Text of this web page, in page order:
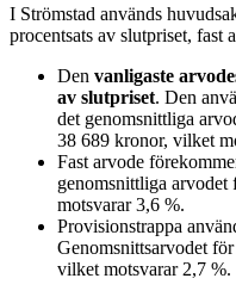
I Strömstad används
procentsats av slutpriset, fast
Den vanligaste
av slutpriset. Den
det genomsnittliga
38 689 kronor, vilket
Fast arvode
genomsnittliga arvodet
motsvarar 3,6 %.
Provisionstrappa
Genomsnittsarvodet för
vilket motsvarar 2,7 %.